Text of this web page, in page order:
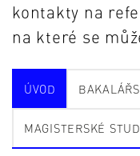
kontakty na
na které se
ÚVOD
MAGISTERSKÉ